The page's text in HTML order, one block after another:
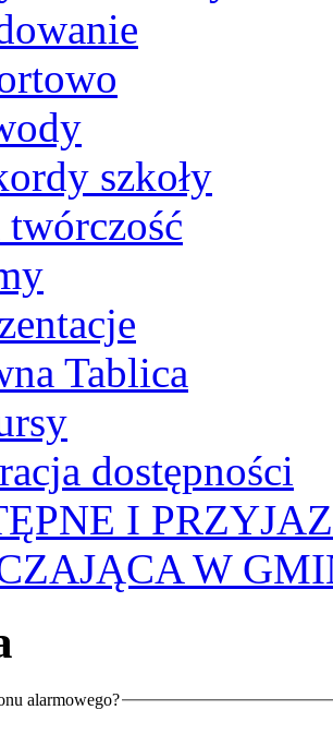
szkoły
twórczość
Tablica
dostępności
I
W
alarmowego?